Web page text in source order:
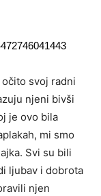
svoj radni
njeni bivši
je ovo bila
mi smo
Svi su bili
ljubav i dobrota
njen